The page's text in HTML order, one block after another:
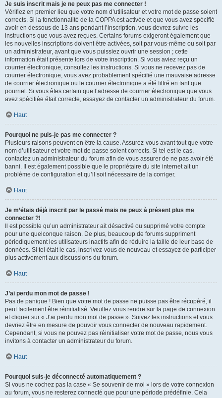
Je suis inscrit mais je ne peux pas me connecter !
Vérifiez en premier lieu que votre nom d’utilisateur et votre mot de passe soient
corrects. Si la fonctionnalité de la COPPA est activée et que vous avez spécifié
avoir en dessous de 13 ans pendant l’inscription, vous devrez suivre les
instructions que vous avez reçues. Certains forums exigeront également que
les nouvelles inscriptions doivent être activées, soit par vous-même ou soit par
un administrateur, avant que vous puissiez ouvrir une session ; cette
information était présente lors de votre inscription. Si vous aviez reçu un
courrier électronique, consultez les instructions. Si vous ne recevez pas de
courrier électronique, vous avez probablement spécifié une mauvaise adresse
de courrier électronique ou le courrier électronique a été filtré en tant que
pourriel. Si vous êtes certain que l’adresse de courrier électronique que vous
avez spécifiée était correcte, essayez de contacter un administrateur du forum.
Haut
Pourquoi ne puis-je pas me connecter ?
Plusieurs raisons peuvent en être la cause. Assurez-vous avant tout que votre
nom d’utilisateur et votre mot de passe soient corrects. Si tel est le cas,
contactez un administrateur du forum afin de vous assurer de ne pas avoir été
banni. Il est également possible que le propriétaire du site internet ait un
problème de configuration et qu’il soit nécessaire de la corriger.
Haut
Je m’étais déjà inscrit par le passé mais ne peux à présent plus me
connecter ?!
Il est possible qu’un administrateur ait désactivé ou supprimé votre compte
pour une quelconque raison. De plus, beaucoup de forums suppriment
périodiquement les utilisateurs inactifs afin de réduire la taille de leur base de
données. Si tel était le cas, inscrivez-vous de nouveau et essayez de participer
plus activement aux discussions du forum.
Haut
J’ai perdu mon mot de passe !
Pas de panique ! Bien que votre mot de passe ne puisse pas être récupéré, il
peut facilement être réinitialisé. Veuillez vous rendre sur la page de connexion
et cliquer sur « J’ai perdu mon mot de passe ». Suivez les instructions et vous
devriez être en mesure de pouvoir vous connecter de nouveau rapidement.
Cependant, si vous ne pouvez pas réinitialiser votre mot de passe, nous vous
invitons à contacter un administrateur du forum.
Haut
Pourquoi suis-je déconnecté automatiquement ?
Si vous ne cochez pas la case « Se souvenir de moi » lors de votre connexion
au forum, vous ne resterez connecté que pour une période prédéfinie. Cela